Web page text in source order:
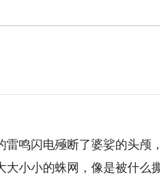
鸣闪电殛断了婆娑的头颅
小小的蛛网，像是被什么